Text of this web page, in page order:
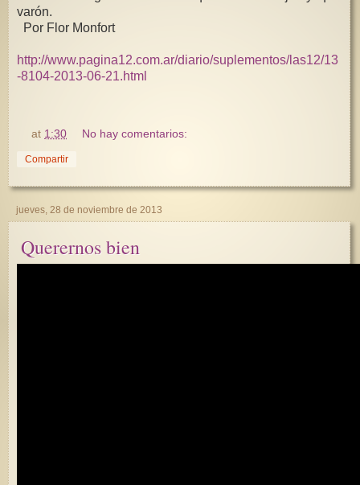
varón.
Por Flor Monfort
http://www.pagina12.com.ar/diario/suplementos/las12/13
-8104-2013-06-21.html
at 1:30 No hay comentarios:
Compartir
jueves, 28 de noviembre de 2013
Querernos bien